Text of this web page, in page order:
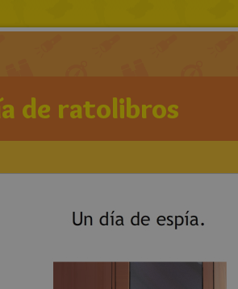
de ratolibros